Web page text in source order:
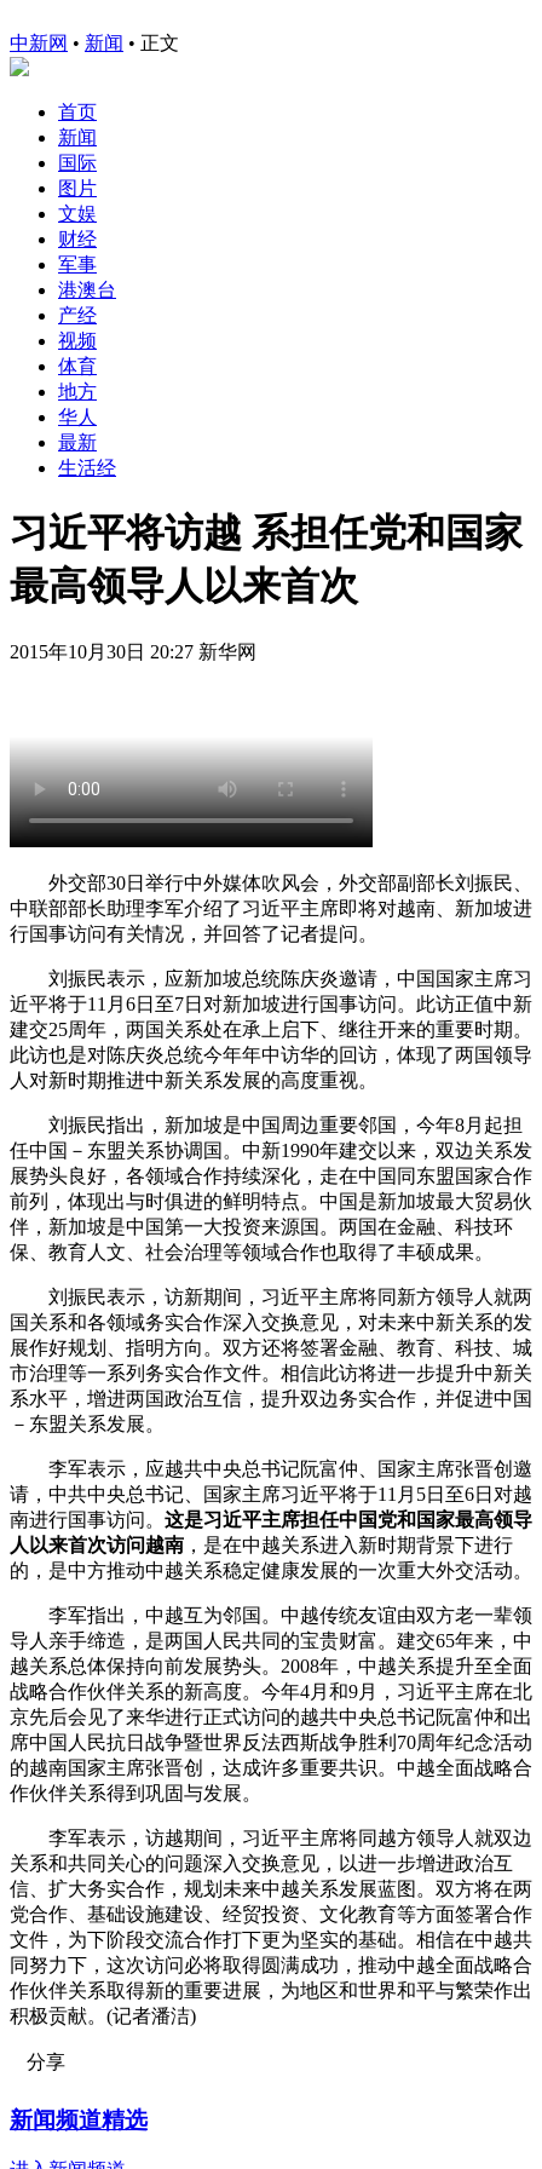
中新网 • 新闻 • 正文
首页
新闻
国际
图片
文娱
财经
军事
港澳台
产经
视频
体育
地方
华人
最新
生活经
习近平将访越 系担任党和国家
最高领导人以来首次
2015年10月30日 20:27 新华网
外交部30日举行中外媒体吹风会，外交部副部长刘振民、
中联部部长助理李军介绍了习近平主席即将对越南、新加坡进
行国事访问有关情况，并回答了记者提问。
刘振民表示，应新加坡总统陈庆炎邀请，中国国家主席习
近平将于11月6日至7日对新加坡进行国事访问。此访正值中新
建交25周年，两国关系处在承上启下、继往开来的重要时期。
此访也是对陈庆炎总统今年年中访华的回访，体现了两国领导
人对新时期推进中新关系发展的高度重视。
刘振民指出，新加坡是中国周边重要邻国，今年8月起担
任中国－东盟关系协调国。中新1990年建交以来，双边关系发
展势头良好，各领域合作持续深化，走在中国同东盟国家合作
前列，体现出与时俱进的鲜明特点。中国是新加坡最大贸易伙
伴，新加坡是中国第一大投资来源国。两国在金融、科技环
保、教育人文、社会治理等领域合作也取得了丰硕成果。
刘振民表示，访新期间，习近平主席将同新方领导人就两
国关系和各领域务实合作深入交换意见，对未来中新关系的发
展作好规划、指明方向。双方还将签署金融、教育、科技、城
市治理等一系列务实合作文件。相信此访将进一步提升中新关
系水平，增进两国政治互信，提升双边务实合作，并促进中国
－东盟关系发展。
李军表示，应越共中央总书记阮富仲、国家主席张晋创邀
请，中共中央总书记、国家主席习近平将于11月5日至6日对越
南进行国事访问。 这是习近平主席担任中国党和国家最高领导
人以来首次访问越南 ，是在中越关系进入新时期背景下进行
的，是中方推动中越关系稳定健康发展的一次重大外交活动。
李军指出，中越互为邻国。中越传统友谊由双方老一辈领
导人亲手缔造，是两国人民共同的宝贵财富。建交65年来，中
越关系总体保持向前发展势头。2008年，中越关系提升至全面
战略合作伙伴关系的新高度。今年4月和9月，习近平主席在北
京先后会见了来华进行正式访问的越共中央总书记阮富仲和出
席中国人民抗日战争暨世界反法西斯战争胜利70周年纪念活动
的越南国家主席张晋创，达成许多重要共识。中越全面战略合
作伙伴关系得到巩固与发展。
李军表示，访越期间，习近平主席将同越方领导人就双边
关系和共同关心的问题深入交换意见，以进一步增进政治互
信、扩大务实合作，规划未来中越关系发展蓝图。双方将在两
党合作、基础设施建设、经贸投资、文化教育等方面签署合作
文件，为下阶段交流合作打下更为坚实的基础。相信在中越共
同努力下，这次访问必将取得圆满成功，推动中越全面战略合
作伙伴关系取得新的重要进展，为地区和世界和平与繁荣作出
积极贡献。(记者潘洁)
分享
新闻频道精选